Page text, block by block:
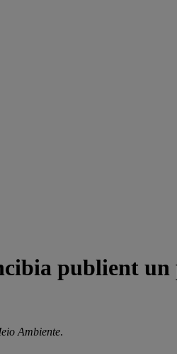
publient
Ambiente.